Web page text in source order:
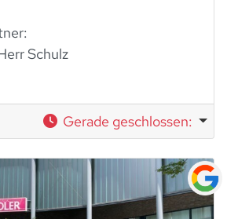
Schulz
Gerade geschlossen: